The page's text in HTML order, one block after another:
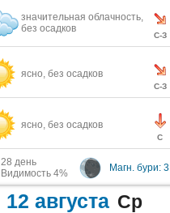
значительная облачность,
без осадков
С-З
ясно, без осадков
С-З
ясно, без осадков
С
28 день
Видимость 4%
Магн. бури: 3
12 августа Ср